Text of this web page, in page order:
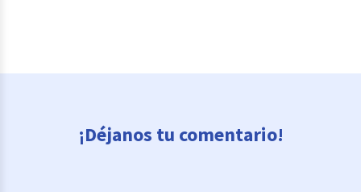
¡Déjanos tu comentario!